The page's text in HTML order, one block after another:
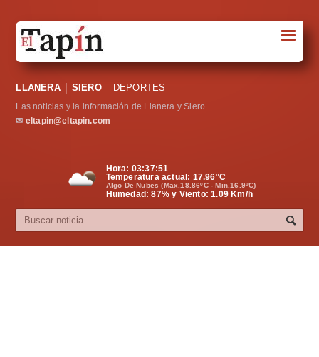
Sociedad
Política
Cultura
☰
LLANERA SIERO DEPORTES
Las noticias y la información de Llanera y Siero
✉ eltapin@eltapin.com
Hora: 03:37:51
Temperatura actual: 17.96°C
Algo De Nubes (Max.18.86ºC - Min.16.9ºC)
Humedad: 87% y Viento: 1.09 Km/h